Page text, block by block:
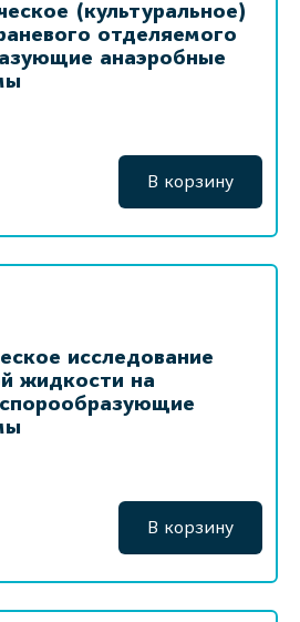
(культуральное)
отделяемого
анаэробные
В корзину
исследование
жидкости на
В корзину